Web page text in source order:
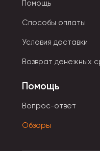
Помощь
Способы оплаты
Условия доставки
Возврат денежных
Помощь
Вопрос-ответ
Обзоры